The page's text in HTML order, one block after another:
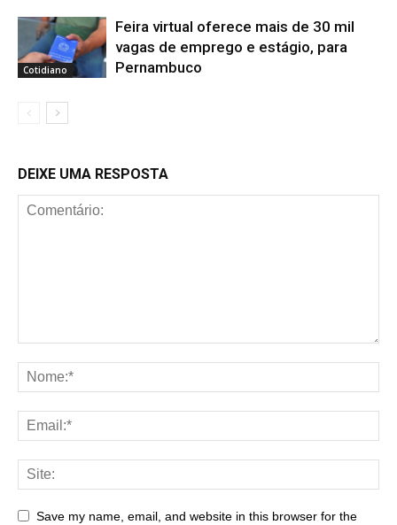
Cotidiano
Feira virtual oferece mais de 30 mil
vagas de emprego e estágio, para
Pernambuco
DEIXE UMA RESPOSTA
Save my name, email, and website in this browser for the